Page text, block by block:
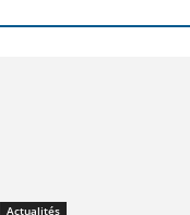
Actualités